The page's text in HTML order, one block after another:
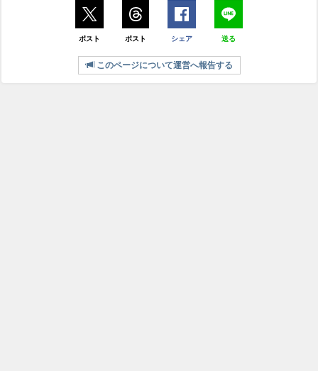
ポスト ポスト シェア 送る
このページについて運営へ報告する